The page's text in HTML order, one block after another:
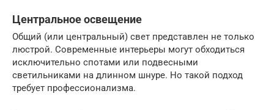
Центральное освещение
Общий (или центральный) свет представлен не только
люстрой. Современные интерьеры могут обходиться
исключительно спотами или подвесными
светильниками на длинном шнуре. Но такой подход
требует профессионализма.